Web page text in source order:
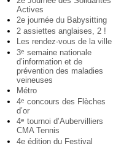
Actives
2e journée du Babysitting
2 assiettes anglaises, 2 !
Les rendez-vous de la ville
3e semaine nationale
d’information et de
prévention des maladies
veineuses
Métro
4e concours des Flèches
d’or
4e tournoi d’Aubervilliers
CMA Tennis
4e édition du Festival